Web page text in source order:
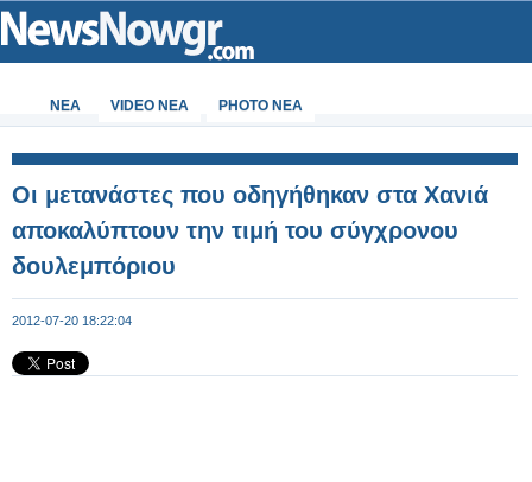
ΝΕΑ VIDEO NEA PHOTO NEA
Οι μετανάστες που οδηγήθηκαν στα Χανιά
αποκαλύπτουν την τιμή του σύγχρονου
δουλεμπόριου
2012-07-20 18:22:04